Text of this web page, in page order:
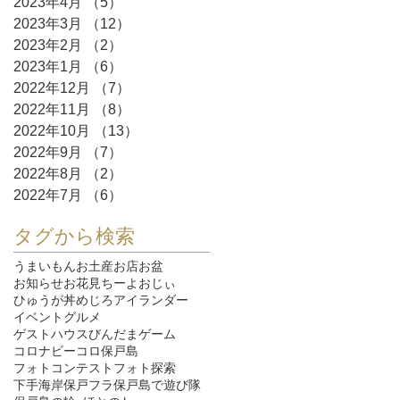
2023年3月
（12）
2023年2月
（2）
2023年1月
（6）
2022年12月
（7）
2022年11月
（8）
2022年10月
（13）
2022年9月
（7）
2022年8月
（2）
2022年7月
（6）
タグから検索
うまいもんお土産お店お盆
お知らせお花見ちーよおじぃ
ひゅうが丼めじろアイランダー
イベント グルメ
ゲストハウスびんだまゲーム
コロナビーコロ保戸島
フォトコンテスト フォト探索
下手海岸保戸フラ保戸島で遊び隊